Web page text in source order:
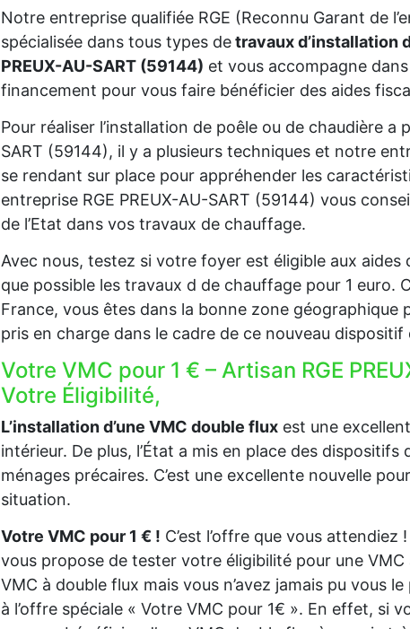
Notre entreprise qualifiée RGE (Reconnu Garant de
spécialisée dans tous types detravaux d’installation
PREUX-AU-SART (59144) et vous accompagne
financement pour vous faire bénéficier des aides
Pour réaliser l’installation de poêle ou de chaudière a
SART (59144), il y a plusieurs techniques et notre
se rendant sur place pour appréhender les
entreprise RGE PREUX-AU-SART (59144) vous
de l’Etat dans vos travaux de chauffage.
Avec nous, testez si votre foyer est éligible aux aides
que possible les travaux d de chauffage pour 1 euro.
France, vous êtes dans la bonne zone
pris en charge dans le cadre de ce nouveau dispositif
Votre VMC pour 1 € – Artisan RGE
Votre Éligibilité,
L’installation d’une VMC double flux est une
intérieur. De plus, l’État a mis en place des
ménages précaires. C’est une excellente nouvelle
situation.
Votre VMC pour 1 € ! C’est l’offre que vous attendiez !
vous propose de tester votre éligibilité pour une VMC
VMC à double flux mais vous n’avez jamais pu vous
à l’offre spéciale « Votre VMC pour 1€ ». En effet, si